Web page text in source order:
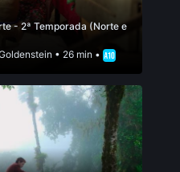
- 2ª Temporada (Norte e
• 26 min •